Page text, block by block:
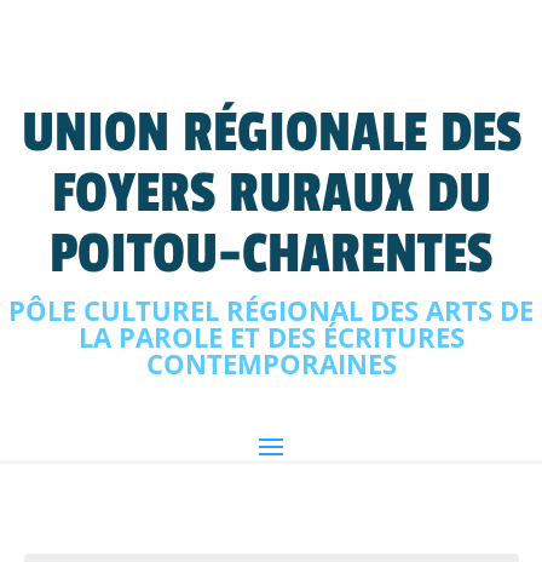
UNION RÉGIONALE DES
FOYERS RURAUX DU
POITOU-CHARENTES
PÔLE CULTUREL RÉGIONAL DES ARTS DE
LA PAROLE ET DES ÉCRITURES
CONTEMPORAINES